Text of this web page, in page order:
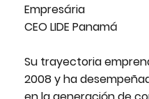
Empresária
CEO LIDE Panamá
Su trayectoria
2008 y ha